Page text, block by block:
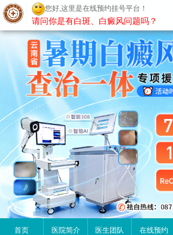
昆明白癜风医院
首页 医院简介 医生团队 在线预约
您好,这里是在线预约挂号平台！
请问你是有白斑、白癜风问题吗？